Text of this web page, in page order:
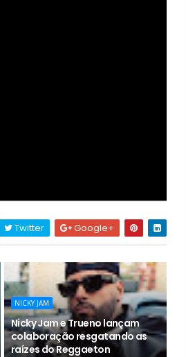
Twitter Google+
NICKY JAM
Nicky Jam e Trueno lançam
colaboração resgatando as
raízes do Reggaeton